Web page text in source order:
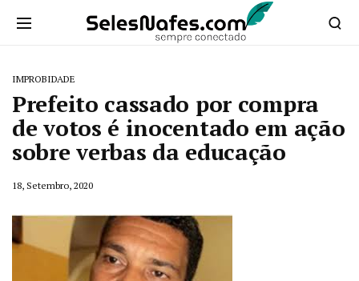
IMPROBIDADE
Prefeito cassado por compra
de votos é inocentado em ação
sobre verbas da educação
18, Setembro, 2020